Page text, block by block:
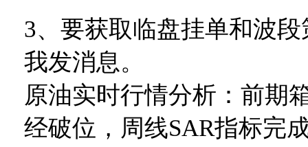
3、要获取临盘挂单和波
我发消息。
原油实时行情分析：前期
经破位，周线SAR指标完